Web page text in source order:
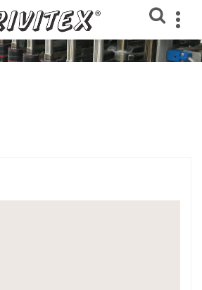
Peças - Fiação Convencional